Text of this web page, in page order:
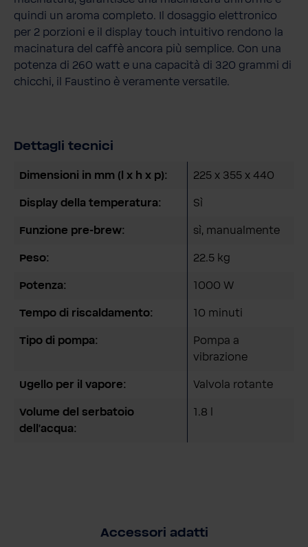
quindi un aroma completo. Il dosaggio elettronico
per 2 porzioni e il display touch intuitivo rendono la
macinatura del caffè ancora più semplice. Con una
potenza di 260 watt e una capacità di 320 grammi di
chicchi, il Faustino è veramente versatile.
Dettagli tecnici
Dimensioni in mm (l x h x p): 225 x 355 x 440
Display della temperatura: Sì
Funzione pre-brew: sì, manualmente
Peso: 22.5 kg
Potenza: 1000 W
Tempo di riscaldamento: 10 minuti
Tipo di pompa:
Pompa a
vibrazione
Ugello per il vapore: Valvola rotante
Volume del serbatoio
dell'acqua:
1.8 l
Accessori adatti